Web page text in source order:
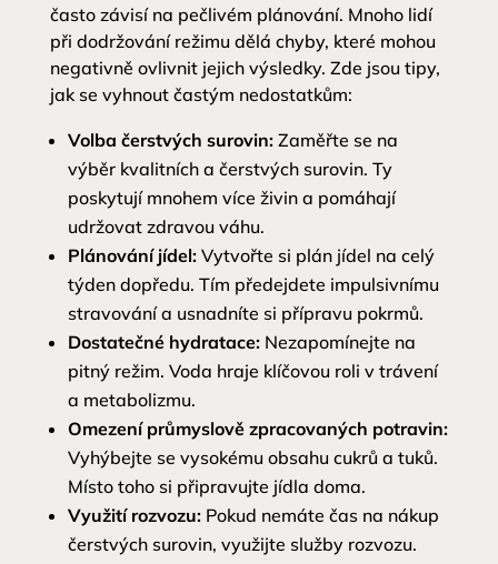
často závisí na pečlivém plánování. Mnoho lidí
při dodržování režimu dělá chyby, které mohou
negativně ovlivnit jejich výsledky. Zde jsou tipy,
jak se vyhnout častým nedostatkům:
Volba čerstvých surovin:Zaměřte se na
výběr kvalitních a čerstvých surovin. Ty
poskytují mnohem více živin a pomáhají
udržovat zdravou váhu.
Plánování jídel:Vytvořte si plán jídel na celý
týden dopředu. Tím předejdete impulsivnímu
stravování a usnadníte si přípravu pokrmů.
Dostatečné hydratace:Nezapomínejte na
pitný režim. Voda hraje klíčovou roli v trávení
a metabolizmu.
Omezení průmyslově zpracovaných potravin:
Vyhýbejte se vysokému obsahu cukrů a tuků.
Místo toho si připravujte jídla doma.
Využití rozvozu:Pokud nemáte čas na nákup
čerstvých surovin, využijte služby rozvozu.